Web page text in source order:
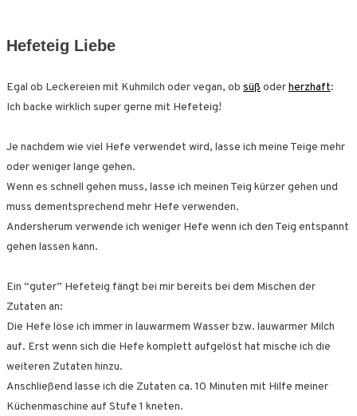
Hefeteig Liebe
Egal ob Leckereien mit Kuhmilch oder vegan, ob süß oderherzhaft:
Ich backe wirklich super gerne mit Hefeteig!
Je nachdem wie viel Hefe verwendet wird, lasse ich meine Teige mehr
oder weniger lange gehen.
Wenn es schnell gehen muss, lasse ich meinen Teig kürzer gehen und
muss dementsprechend mehr Hefe verwenden.
Andersherum verwende ich weniger Hefe wenn ich den Teig entspannt
gehen lassen kann.
Ein “guter” Hefeteig fängt bei mir bereits bei dem Mischen der
Zutaten an:
Die Hefe löse ich immer in lauwarmem Wasser bzw. lauwarmer Milch
auf. Erst wenn sich die Hefe komplett aufgelöst hat mische ich die
weiteren Zutaten hinzu.
Anschließend lasse ich die Zutaten ca. 10 Minuten mit Hilfe meiner
Küchenmaschine auf Stufe 1 kneten.